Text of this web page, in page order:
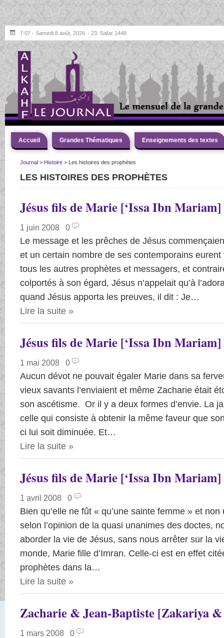
7:07 - Samedi 8 août, 2026 - 23. Safar 1448
Accueil Grandes Thématiques Enseignements des textes
Journal > Histoire > Les histoires des prophètes
LES HISTOIRES DES PROPHÈTES
Jésus fils de Marie [‘Issa Ibn Mariam]
1 juin 2008 0
Le message et les prêches de Jésus
et un certain nombre de ses contemporains eurent
tous les autres prophètes et messagers, et
colportés à son égard, Jésus n’appelait qu’à
quand Jésus apporta les preuves, il dit : Je…
Lire la suite »
Jésus fils de Marie [‘Issa Ibn Mariam]
1 mai 2008 0
Aucun dévot ne pouvait égaler Marie dans sa
vieux savants l’enviaient et même Zacharie était
son ascétisme. Or il y a deux formes d’envie. La
celle qui consiste à obtenir la même faveur que
ci lui soit diminuée. Et…
Lire la suite »
Jésus fils de Marie [‘Issa Ibn Mariam]
1 avril 2008 0
Bien qu’elle ne fût « qu’une sainte femme » et
selon l’opinion de la quasi unanimes des doctes,
aborder la vie de Jésus, sans nous arrêter sur la
monde, Marie fille d’Imran. Celle-ci est en effet
prophètes dans la…
Lire la suite »
Zacharie & Jean-Baptiste [Zakariya
1 mars 2008 0